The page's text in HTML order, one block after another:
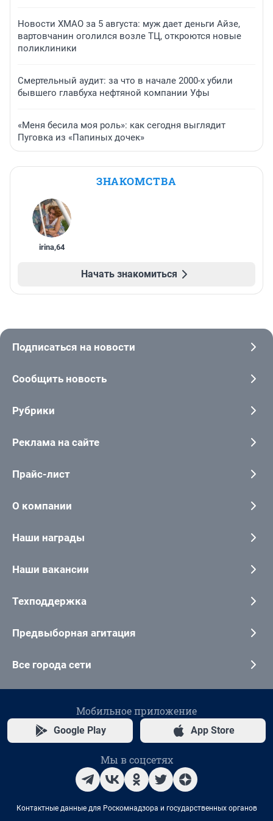
Новости ХМАО за 5 августа: муж дает деньги Айзе,
вартовчанин оголился возле ТЦ, откроются новые
поликлиники
Смертельный аудит: за что в начале 2000-х убили
бывшего главбуха нефтяной компании Уфы
«Меня бесила моя роль»: как сегодня выглядит
Пуговка из «Папиных дочек»
ЗНАКОМСТВА
irina,64
Начать знакомиться
Подписаться на новости
Сообщить новость
Рубрики
Реклама на сайте
Прайс-лист
О компании
Наши награды
Наши вакансии
Техподдержка
Предвыборная агитация
Все города сети
Мобильное приложение
Google Play App Store
Мы в соцсетях
Контактные данные для Роскомнадзора и государственных органов